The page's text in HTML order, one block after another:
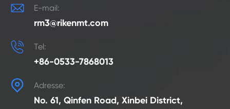
 E-mail:
rm3@rikenmt.com
 Tel:
+86-0533-7868013
 Adresse:
No. 61, Qinfen Road, Xinbei District,